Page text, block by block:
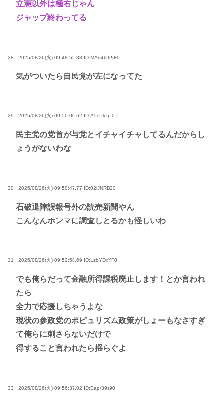
立憲以外は極右じゃん
ジャップ終わってる
28 : 2025/08/26(火) 09:48:52.33 ID:MAmUOPrF0
気がついたら自民党が左になってた
29 : 2025/08/26(火) 09:50:00.62 ID:A5cPkzpf0
民主党の党首が与党とイチャイチャしてるんだからし
ょうがないわな
30 : 2025/08/26(火) 09:50:47.77 ID:02iJNRB20
石破退陣誤報号外の読売新聞やん
こんなんホンマに調査しとるかも怪しいわ
31 : 2025/08/26(火) 09:52:58.69 ID:LzbYDxYF0
でも俺らだって金融所得課税廃止します！とか言われ
たら
全力で応援しちゃうよな
現状の参政党のポピュリズム政策がしょーもなさすぎ
て俺らに刺さらないだけで
得すること言われたら揺らぐよ
33 : 2025/08/26(火) 09:56:37.02 ID:Eap/39s90